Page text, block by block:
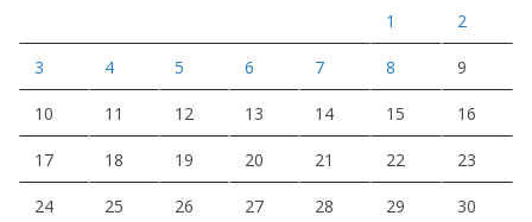
1 2
3 4 5 6 7 8 9
10 11 12 13 14 15 16
17 18 19 20 21 22 23
24 25 26 27 28 29 30